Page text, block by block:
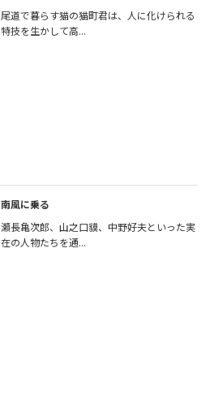
尾道で暮らす猫の猫町君は、人に化けられる
特技を生かして高...
南風に乗る
瀬長亀次郎、山之口貘、中野好夫といった実
在の人物たちを通...